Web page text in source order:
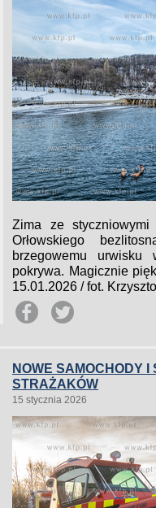
Zima ze
Orłowskiego
brzegowemu urwisku
pokrywa. Magicznie
15.01.2026 / fot.
NOWE SAMOCHODY
STRAŻAKÓW
15 stycznia 2026